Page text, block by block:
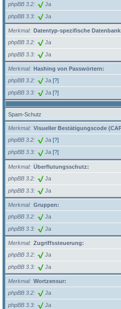
phpBB 3.2
Ja
phpBB 3.3 Ja
Merkmal
Datentyp-spezifische
phpBB 3.2
Ja
phpBB 3.3 Ja
Merkmal
Hashing von Passwörtern:
phpBB 3.2
Ja [?]
phpBB 3.3 Ja [?]
Spam-Schutz
Merkmal
Visueller Bestätigungscode
phpBB 3.2
Ja [?]
phpBB 3.3 Ja [?]
Merkmal
Überflutungsschutz:
phpBB 3.2
Ja
phpBB 3.3 Ja
Merkmal
Gruppen:
phpBB 3.2
Ja
phpBB 3.3 Ja
Merkmal
Zugriffssteuerung:
phpBB 3.2
Ja
phpBB 3.3 Ja
Merkmal
Wortzensur:
phpBB 3.2
Ja
phpBB 3.3 Ja